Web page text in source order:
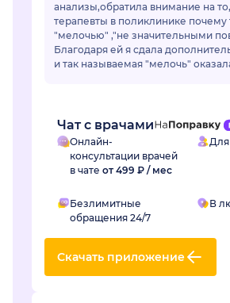
анализы,обратила внимание на
терапевты в поликлинике почему
"мелочью" ,"не значительными
Благодаря ей я сдала
и так называемая "мелочь"
Чат с врачами
Онлайн-
консультации врачей
в чате от 499 ₽ / мес
Для
Безлимитные
обращения 24/7
В
Скачать приложение